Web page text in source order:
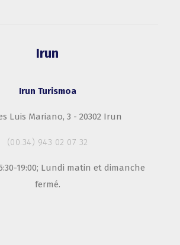
Irun
Irun Turismoa
Luis Mariano, 3 - 20302 Irun
(00.34) 943 02 07 32
19:00; Lundi matin et dimanche
fermé.